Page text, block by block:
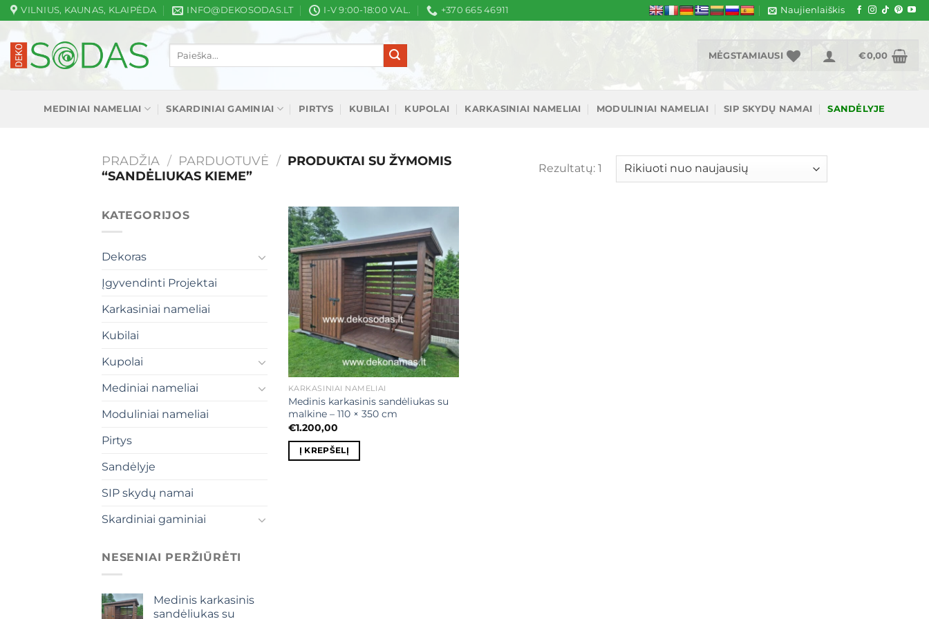
Skip
to
content
VILNIUS, KAUNAS, KLAIPĖDA INFO@DEKOSODAS.LT I-V 9:00-18:00 VAL. +370 665 46911 Naujienlaiškis
Ieškoti:
MĖGSTAMIAUSI €0,00
MEDINIAI NAMELIAI SKARDINIAI GAMINIAI PIRTYS KUBILAI KUPOLAI KARKASINIAI NAMELIAI MODULINIAI NAMELIAI SIP SKYDŲ NAMAI SANDĖLYJE
PRADŽIA / PARDUOTUVĖ / PRODUKTAI SU ŽYMOMIS
“SANDĖLIUKAS KIEME”
Rezultatų: 1
KATEGORIJOS
Dekoras
Įgyvendinti Projektai
Karkasiniai nameliai
Kubilai
Kupolai
Mediniai nameliai
Moduliniai nameliai
Pirtys
Sandėlyje
SIP skydų namai
Skardiniai gaminiai
NESENIAI PERŽIŪRĖTI
Medinis karkasinis
sandėliukas su
Mėgstamiausias
KARKASINIAI NAMELIAI
Medinis karkasinis sandėliukas su
malkine – 110 × 350 cm
€1.200,00
Į KREPŠELĮ